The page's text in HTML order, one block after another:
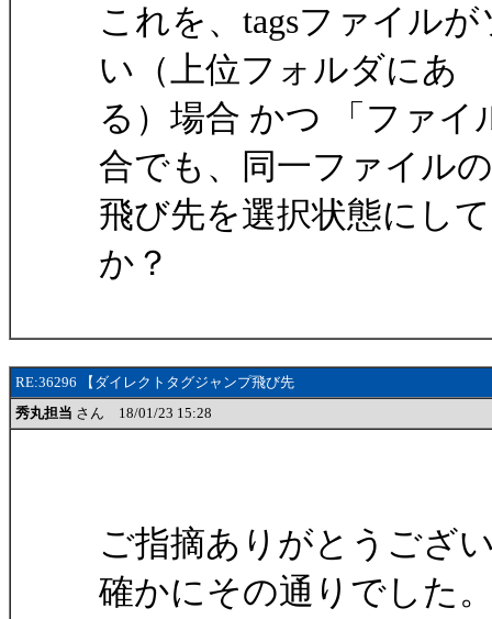
これを、tagsファイル
い（上位フォルダにあ
る）場合 かつ 「ファイ
合でも、同一ファイルの
飛び先を選択状態にし
か？
RE:36296 【ダイレクトタグジャンプ飛び先
秀丸担当 さん 18/01/23 15:28
ご指摘ありがとうござ
確かにその通りでした